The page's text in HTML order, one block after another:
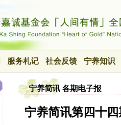
服务札记 社会反馈 宁养知识
宁养简讯 各期电子报
宁养简讯第四十